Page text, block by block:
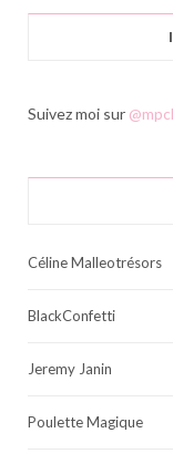
Suivez moi sur
Céline Malleotrésors
BlackConfetti
Jeremy Janin
Poulette Magique